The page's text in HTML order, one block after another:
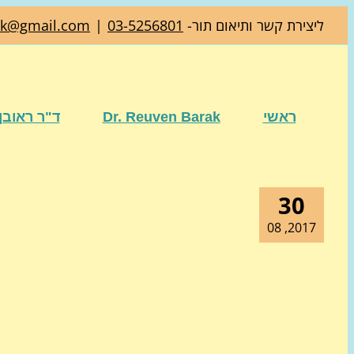
ליצירת קשר ותיאום תור- 03-5256801
|
ראשי Dr. Reuven Barak ד"ר
30
2017, 08